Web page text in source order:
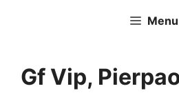
Menu
Gf Vip,